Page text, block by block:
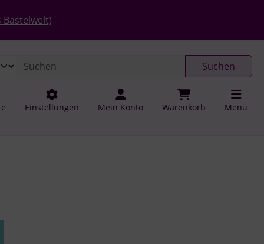
Bastelwelt)
Suchen
Einstellungen Mein Konto Warenkorb Menü